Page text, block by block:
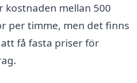
kostnaden mellan 500
per timme, men det finns
få fasta priser för